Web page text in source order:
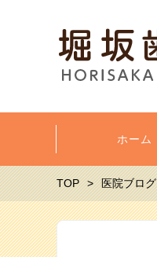
ホーム
TOP 医院ブログ